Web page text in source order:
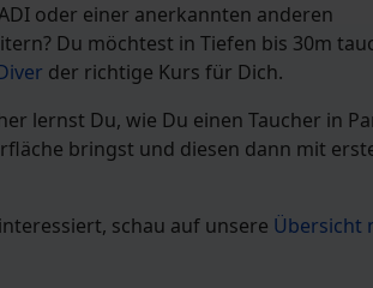
oder einer anerkannten anderen
Du möchtest in Tiefen bis 30m
der richtige Kurs für Dich.
lernst Du, wie Du einen Taucher in
bringst und diesen dann mit
schau auf unsere Übersicht